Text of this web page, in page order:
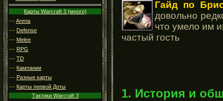
Карты Warcraft 3 (много)
---Arena
--- Defense
--- Melee
--- RPG
--- TD
--- Кампании
--- Разные карты
--- Карты первой Доты
Тактики Warcraft 3
Гайд по
довольно
что умело им
частый гость
1. История и